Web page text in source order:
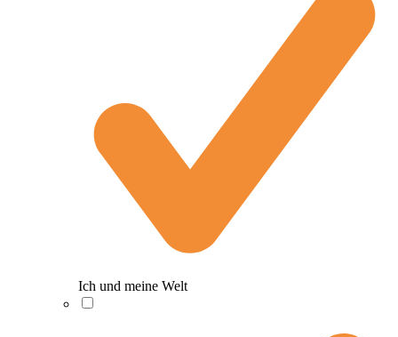
Ich und meine Welt